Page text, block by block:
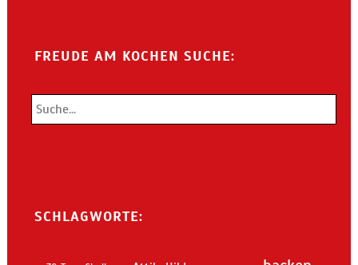
FREUDE AM KOCHEN SUCHE:
SCHLAGWORTE: